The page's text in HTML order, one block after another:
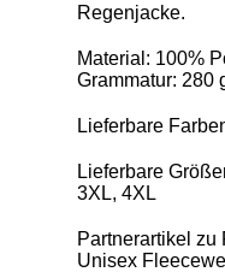
Regenjacke.
Material: 100%
Grammatur: 280
Lieferbare
Lieferbare
3XL, 4XL
Partnerartikel zu
Unisex